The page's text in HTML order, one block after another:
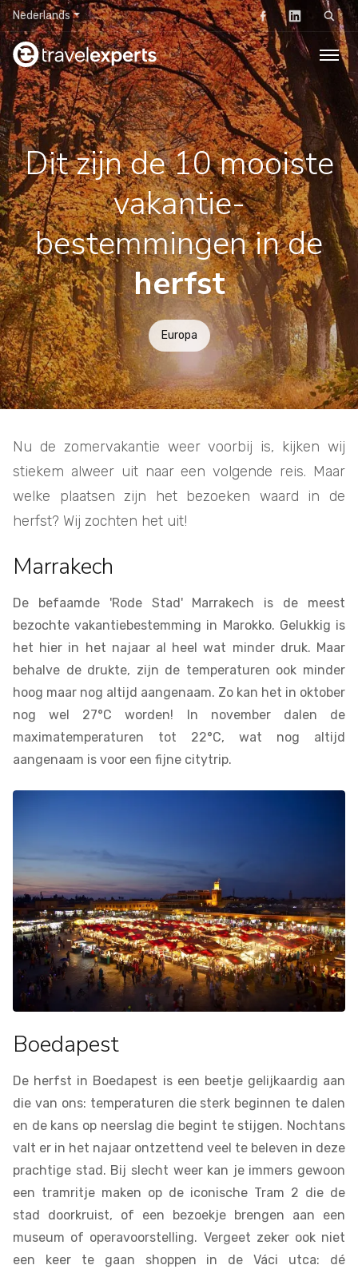
Nederlands
Zoeken
Dit zijn de 10 mooiste
vakantie-
bestemmingen in de
herfst
Europa
Nu de zomervakantie weer voorbij is, kijken wij
stiekem alweer uit naar een volgende reis. Maar
welke plaatsen zijn het bezoeken waard in de
herfst? Wij zochten het uit!
Marrakech
De befaamde 'Rode Stad' Marrakech is de meest
bezochte vakantiebestemming in Marokko. Gelukkig is
het hier in het najaar al heel wat minder druk. Maar
behalve de drukte, zijn de temperaturen ook minder
hoog maar nog altijd aangenaam. Zo kan het in oktober
nog wel 27°C worden! In november dalen de
maximatemperaturen tot 22°C, wat nog altijd
aangenaam is voor een fijne citytrip.
Boedapest
De herfst in Boedapest is een beetje gelijkaardig aan
die van ons: temperaturen die sterk beginnen te dalen
en de kans op neerslag die begint te stijgen. Nochtans
valt er in het najaar ontzettend veel te beleven in deze
prachtige stad. Bij slecht weer kan je immers gewoon
een tramritje maken op de iconische Tram 2 die de
stad doorkruist, of een bezoekje brengen aan een
museum of operavoorstelling. Vergeet zeker ook niet
een keer te gaan shoppen in de Váci utca: dé